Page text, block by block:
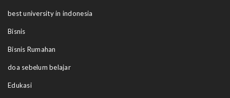
best university in indonesia
Bisnis
Bisnis Rumahan
doa sebelum belajar
Edukasi